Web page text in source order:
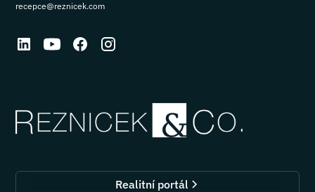
recepce@reznicek.com
Realitní portál